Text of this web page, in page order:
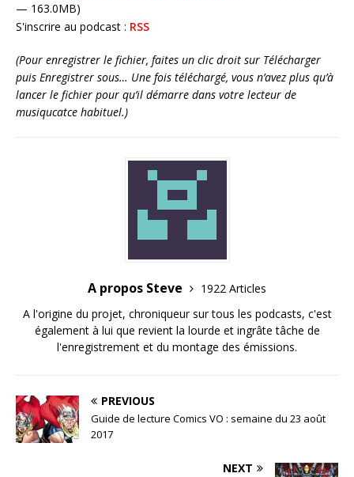
— 163.0MB)
S'inscrire au podcast : RSS
(Pour enregistrer le fichier, faites un clic droit sur Télécharger
puis Enregistrer sous… Une fois téléchargé, vous n’avez plus qu’à
lancer le fichier pour qu’il démarre dans votre lecteur de
musiqucatce habituel.)
A propos Steve
1922 Articles
A l'origine du projet, chroniqueur sur tous les podcasts, c'est
également à lui que revient la lourde et ingrâte tâche de
l'enregistrement et du montage des émissions.
PREVIOUS
Guide de lecture Comics VO : semaine du 23 août
2017
NEXT